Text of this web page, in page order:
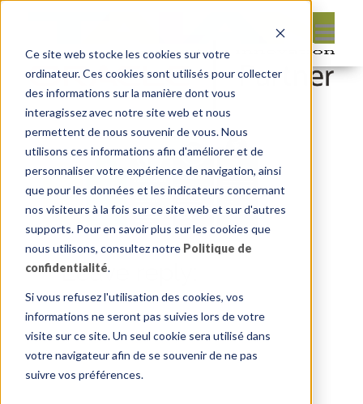
Ce site web stocke les cookies sur votre
ordinateur. Ces cookies sont utilisés pour collecter
des informations sur la manière dont vous
interagissez avec notre site web et nous
permettent de nous souvenir de vous. Nous
utilisons ces informations afin d'améliorer et de
personnaliser votre expérience de navigation, ainsi
que pour les données et les indicateurs concernant
nos visiteurs à la fois sur ce site web et sur d'autres
supports. Pour en savoir plus sur les cookies que
nous utilisons, consultez notre Politique de
confidentialité.
Si vous refusez l'utilisation des cookies, vos
informations ne seront pas suivies lors de votre
visite sur ce site. Un seul cookie sera utilisé dans
votre navigateur afin de se souvenir de ne pas
suivre vos préférences.
Leave reply: